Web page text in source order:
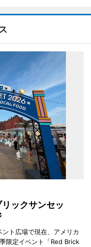
ックサンセッ
ト広場で現在、アメリカ
限定イベント「Red Brick